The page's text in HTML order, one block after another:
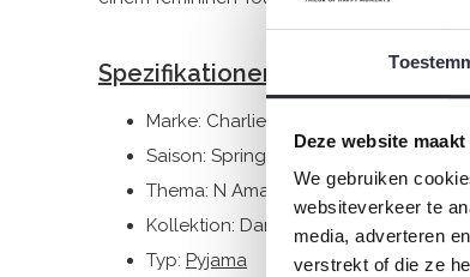
Deze website
We gebruiken
websiteverkeer te
media, adverteren
verstrekt of die ze
Spezifikationen
Marke: Charlie Choe
Saison: Spring/Summer 2026
Thema: N Amalfi Coast
Kollektion: Damen
Typ: Pyjama